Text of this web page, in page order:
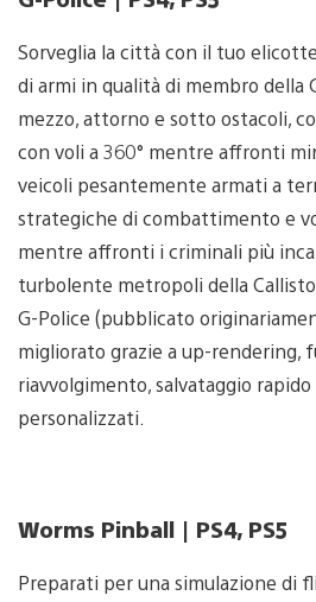
Sorveglia la città con il tuo
di armi in qualità di membro della
mezzo, attorno e sotto ostacoli,
con voli a 360° mentre affronti
veicoli pesantemente armati a
strategiche di combattimento e
mentre affronti i criminali più
turbolente metropoli della
G-Police (pubblicato
migliorato grazie a up-rendering,
riavvolgimento, salvataggio
personalizzati.
Worms Pinball | PS4, PS5
Preparati per una simulazione di